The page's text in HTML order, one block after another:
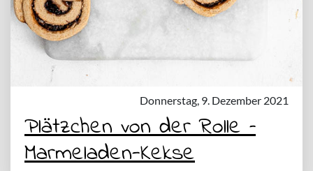
Donnerstag, 9. Dezember 2021
Plätzchen von der Rolle –
Marmeladen-Kekse